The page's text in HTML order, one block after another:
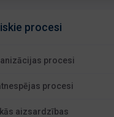
procesi
procesi
procesi
aizsardzības